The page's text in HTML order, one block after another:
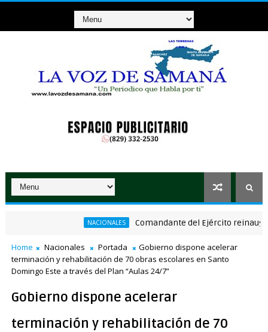
NACIONALES Comandante del Ejército reinaugura el
Home Nacionales Portada
Gobierno dispone acelerar
terminación y rehabilitación de 70 obras escolares en Santo
Domingo Este a través del Plan “Aulas 24/7”
Gobierno dispone acelerar
terminación y rehabilitación de 70